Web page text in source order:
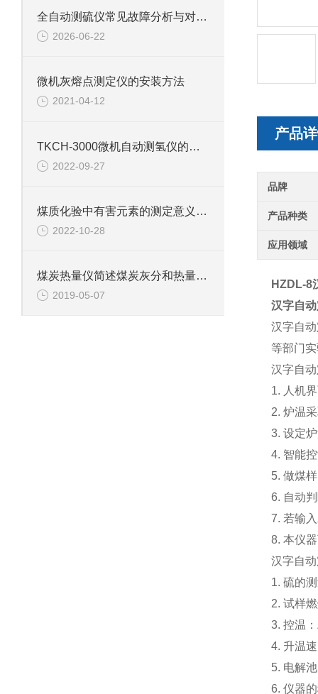
产品
品牌
产品种类
应用领域
HZDL-8
汉字自
汉字自
等部门
汉字自
1. 人机
2. 炉温
3. 设定
4. 智能
5. 做煤
6. 自动
7. 若输
8. 本仪
汉字自
1. 硫的
2. 试样
3. 控温
4. 升温
5. 电解
6. 仪器
全自动测硫仪常见故障分析与对应解决策略分享
2026-06-22
微机灰熔点测定仪的安装方法
2021-04-12
TKCH-3000微机自动测氢仪的产品介绍
2022-09-27
煤质化验中有害元素的测定意义分析及检测仪器
2022-10-28
煤炭热量仪简述煤炭灰分和热量之间的关系
2019-05-07